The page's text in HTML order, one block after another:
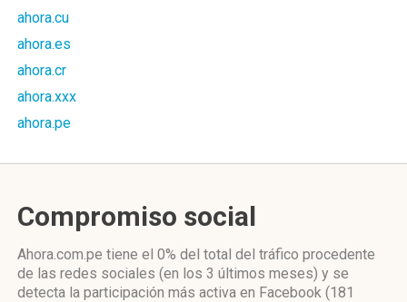
ahora.cu
ahora.es
ahora.cr
ahora.xxx
ahora.pe
Compromiso social
Ahora.com.pe tiene el 0% del total del tráfico procedente
de las redes sociales (en los 3 últimos meses) y se
detecta la participación más activa en Facebook (181